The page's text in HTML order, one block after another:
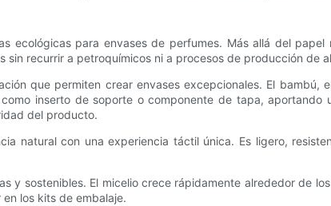
ecológicas para envases de perfumes. Más allá del
recurrir a petroquímicos ni a procesos de producción de
que permiten crear envases excepcionales. El bambú,
inserto de soporte o componente de tapa, aportando
del producto.
natural con una experiencia táctil única. Es ligero,
y sostenibles. El micelio crece rápidamente alrededor de
los kits de embalaje.